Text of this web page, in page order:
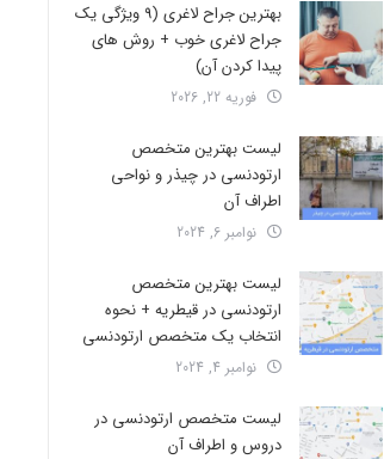
بهترین جراح لاغری (9 ویژگی یک
جراح لاغری خوب + روش های
پیدا کردن آن)
فوریه 22, 2026
لیست بهترین متخصص
ارتودنسی در چیذر و نواحی
اطراف آن
نوامبر 6, 2024
لیست بهترین متخصص
ارتودنسی در قیطریه + نحوه
انتخاب یک متخصص ارتودنسی
نوامبر 4, 2024
لیست متخصص ارتودنسی در
دروس و اطراف آن